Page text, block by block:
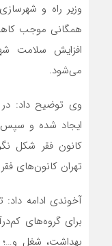
وزیر راه و
همگانی موجب
افزایش سلامت
می‌شود.
وی توضیح داد:
ایجاد شده و
کانون فقر شکل
تهران کانون‌های
آخوندی ادامه داد:
برای گروه‌های
بهداشت، شغل و…؛